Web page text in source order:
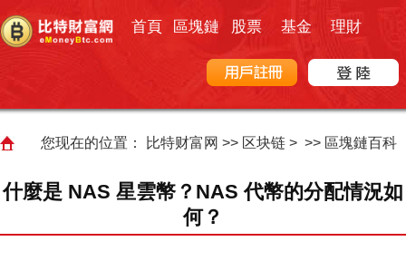
首頁 區塊鏈 股票 基金 理財
您现在的位置： 比特财富网 >> 区块链> >> 區塊鏈百科
什麼是 NAS 星雲幣？NAS 代幣的分配情況如
何？